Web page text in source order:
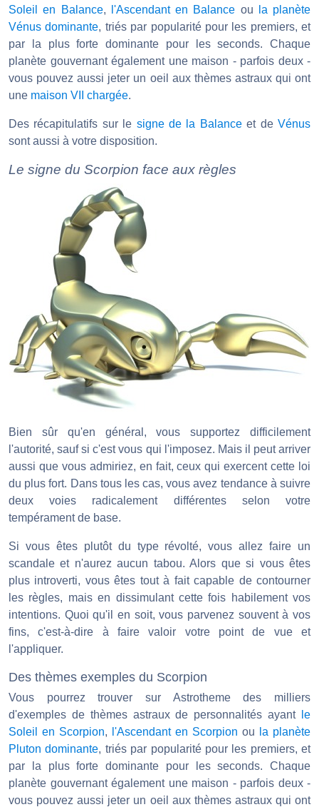
Soleil en Balance, l'Ascendant en Balance ou
la planète
Vénus dominante, triés par popularité pour les premiers, et
par la plus forte dominante pour les seconds. Chaque
planète gouvernant également une maison - parfois deux -
vous pouvez aussi jeter un oeil aux thèmes astraux qui ont
une maison VII chargée.
Des récapitulatifs sur le signe de la Balanceet deVénus
sont aussi à votre disposition.
Le signe du Scorpion face aux règles
Bien sûr qu'en général, vous supportez difficilement
l'autorité, sauf si c'est vous qui l'imposez. Mais il peut arriver
aussi que vous admiriez, en fait, ceux qui exercent cette loi
du plus fort. Dans tous les cas, vous avez tendance à suivre
deux voies radicalement différentes selon votre
tempérament de base.
Si vous êtes plutôt du type révolté, vous allez faire un
scandale et n'aurez aucun tabou. Alors que si vous êtes
plus introverti, vous êtes tout à fait capable de contourner
les règles, mais en dissimulant cette fois habilement vos
intentions. Quoi qu'il en soit, vous parvenez souvent à vos
fins, c'est-à-dire à faire valoir votre point de vue et
l'appliquer.
Des thèmes exemples du Scorpion
Vous pourrez trouver sur Astrotheme des milliers
d'exemples de thèmes astraux de personnalités ayant
le
Soleil en Scorpion, l'Ascendant en Scorpion ou
la planète
Pluton dominante, triés par popularité pour les premiers, et
par la plus forte dominante pour les seconds. Chaque
planète gouvernant également une maison - parfois deux -
vous pouvez aussi jeter un oeil aux thèmes astraux qui ont